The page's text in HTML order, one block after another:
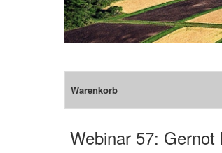
Warenkorb
Webinar 57: Gernot